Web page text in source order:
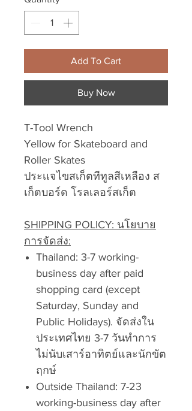
Add To Cart
Buy Now
T-Tool Wrench
Yellow for Skateboard and
Roller Skates
ประเเจไขสเก็ตทีทูลสีเหลือง ส
เก็ตบอร์ด โรลเลอร์สเก็ต
SHIPPING POLICY: นโยบาย
การจัดส่ง:
Thailand: 3-7 working-
business day after paid
shopping card (except
Saturday, Sunday and
Public Holidays). จัดส่งใน
ประเทศไทย 3-7 วันทำการ
ไม่นับเสาร์อาทิตย์และนักขัต
ฤกษ์
Outside Thailand: 7-23
working-business day after